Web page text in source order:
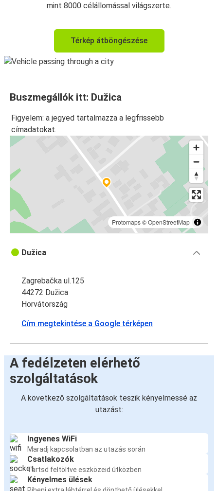
mint 8000 célállomással világszerte.
Térkép átböngészése
Buszmegállók itt: Dužica
Figyelem: a jegyed tartalmazza a legfrissebb
címadatokat.
Protomaps©OpenStreetMap
Dužica
Zagrebačka ul.125
44272 Dužica
Horvátország
Cím megtekintése a Google térképen
A fedélzeten elérhető
szolgáltatások
A következő szolgáltatások teszik kényelmessé az
utazást:
Ingyenes WiFi
Maradj kapcsolatban az utazás során
Csatlakozók
Tartsd feltöltve eszközeid útközben
Kényelmes ülések